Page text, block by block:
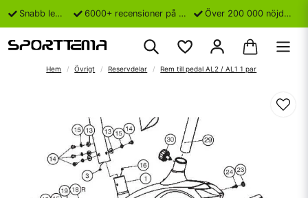
Snabb leverans 6000+ recensioner på Trustpilot Över 200 000 nöjda kunder
Hem Övrigt Reservdelar Rem till pedal AL2 / AL1 1 par